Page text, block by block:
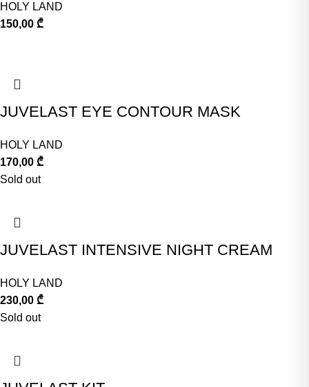
HOLY LAND
150,00 ₾
JUVELAST EYE CONTOUR MASK
HOLY LAND
170,00 ₾
Sold out
JUVELAST INTENSIVE NIGHT CREAM
HOLY LAND
230,00 ₾
Sold out